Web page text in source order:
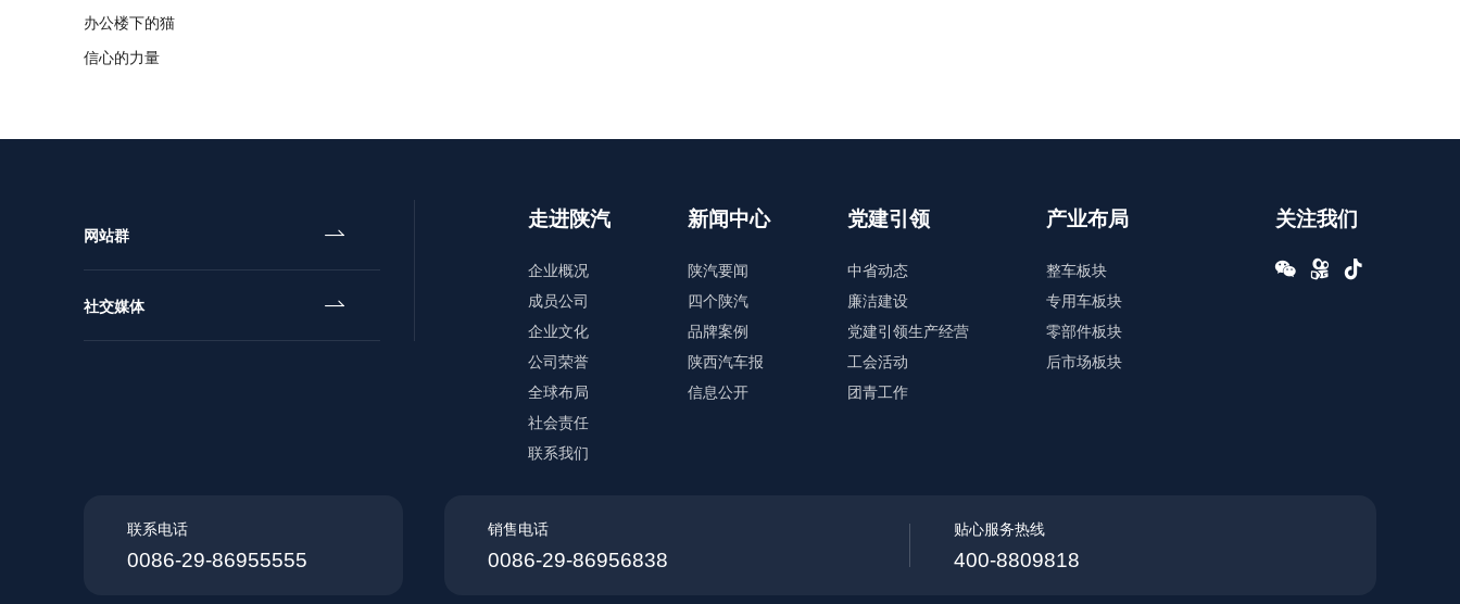
办公楼下的猫
信心的力量
网站群 
社交媒体 
走进陕汽
企业概况
成员公司
企业文化
公司荣誉
全球布局
社会责任
联系我们
新闻中心
陕汽要闻
四个陕汽
品牌案例
陕西汽车报
信息公开
党建引领
中省动态
廉洁建设
党建引领生产经营
工会活动
团青工作
产业布局
整车板块
专用车板块
零部件板块
后市场板块
关注我们
  
联系电话
0086-29-86955555
销售电话
0086-29-86956838
贴心服务热线
400-8809818